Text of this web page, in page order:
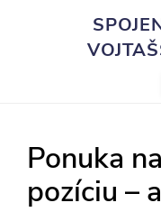
Ponuka
pozíciu –